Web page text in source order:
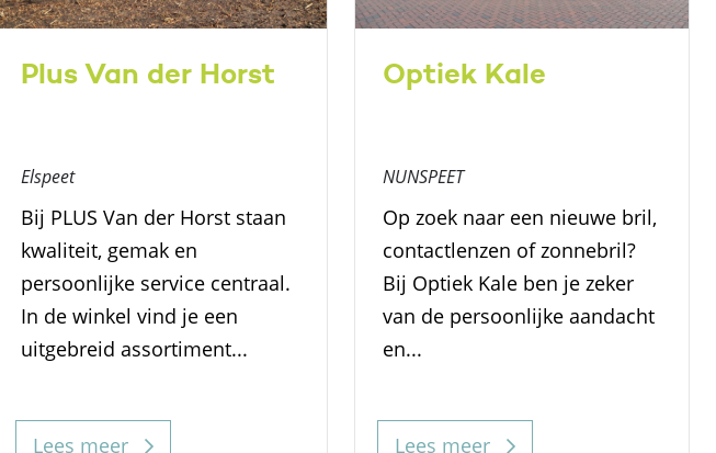
Plus Van der Horst
Elspeet
Bij PLUS Van der Horst staan
kwaliteit, gemak en
persoonlijke service centraal.
In de winkel vind je een
uitgebreid assortiment...
Lees meer
Optiek Kale
NUNSPEET
Op zoek naar een nieuwe bril,
contactlenzen of zonnebril?
Bij Optiek Kale ben je zeker
van de persoonlijke aandacht
en...
Lees meer